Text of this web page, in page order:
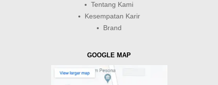
Tentang Kami
Kesempatan Karir
Brand
GOOGLE MAP